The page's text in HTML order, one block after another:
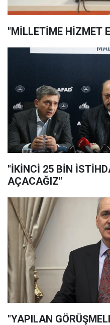
"MİLLETİME HİZMET
"İKİNCİ 25 BİN
AÇACAĞIZ"
"YAPILAN